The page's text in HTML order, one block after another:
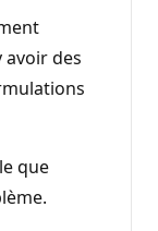
des
que